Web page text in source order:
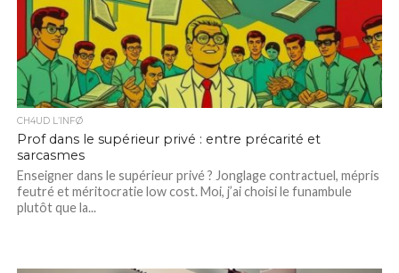
CH4UD L’INFØ
Prof dans le supérieur privé : entre précarité et
sarcasmes
Enseigner dans le supérieur privé ? Jonglage contractuel, mépris
feutré et méritocratie low cost. Moi, j’ai choisi le funambule
plutôt que la...